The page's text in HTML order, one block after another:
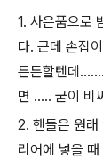
1. 사은품으로
다. 근데 손잡
튼튼할텐데
면 ..... 굳이 비
2. 핸들은 원래
리어에 넣을